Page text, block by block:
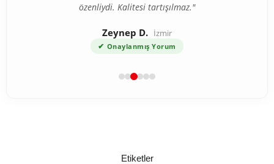
özenliydi. Kalitesi tartışılmaz."
Zeynep D. İzmir
✔ Onaylanmış Yorum
Etiketler